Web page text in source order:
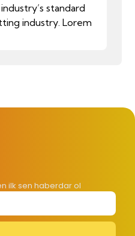
standard
industry. Lorem
ilk sen haberdar ol